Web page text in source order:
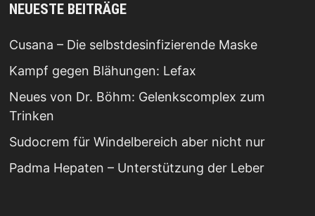
NEUESTE BEITRÄGE
Cusana – Die selbstdesinfizierende Maske
Kampf gegen Blähungen: Lefax
Neues von Dr. Böhm: Gelenkscomplex zum
Trinken
Sudocrem für Windelbereich aber nicht nur
Padma Hepaten – Unterstützung der Leber